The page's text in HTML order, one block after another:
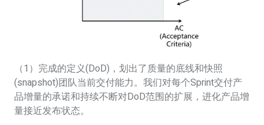
（1）完成的定义(DoD)，划出了质量的底线和快照
(snapshot)团队当前交付能力。我们对每个Sprint交付产
品增量的承诺和持续不断对DoD范围的扩展，进化产品增
量接近发布状态。